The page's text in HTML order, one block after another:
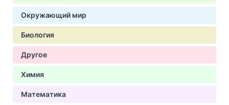
Окружающий мир
Биология
Другое
Химия
Математика